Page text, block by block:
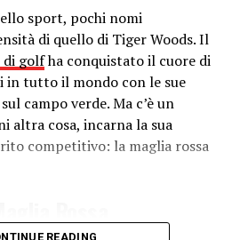
eventi di nuoto in acque
a distanze più lunghe,
aperto o in acque naturali.
una combinazione di resistenza,
tattica.
sport, pochi nomi
di quello di Tiger Woods. Il
di golfha conquistato il cuore di
in tutto il mondo con le sue
campo verde. Ma c’è un
altra cosa, incarna la sua
competitivo: la maglia rossa
READING